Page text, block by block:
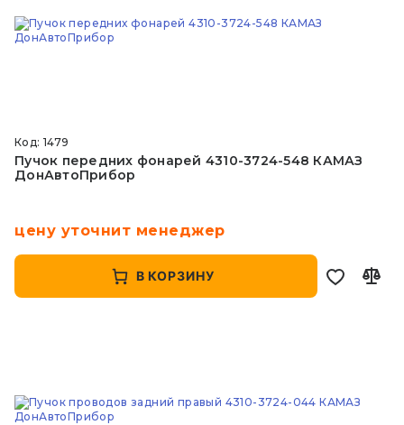
Код: 1479
Пучок передних фонарей 4310-3724-548 КАМАЗ
ДонАвтоПрибор
цену уточнит менеджер
В КОРЗИНУ